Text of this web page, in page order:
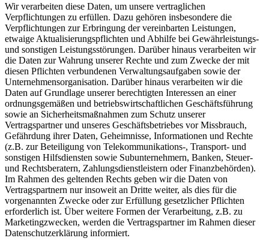
Wir verarbeiten diese Daten, um unsere vertraglichen
Verpflichtungen zu erfüllen. Dazu gehören insbesondere die
Verpflichtungen zur Erbringung der vereinbarten Leistungen,
etwaige Aktualisierungspflichten und Abhilfe bei Gewährleistungs-
und sonstigen Leistungsstörungen. Darüber hinaus verarbeiten wir
die Daten zur Wahrung unserer Rechte und zum Zwecke der mit
diesen Pflichten verbundenen Verwaltungsaufgaben sowie der
Unternehmensorganisation. Darüber hinaus verarbeiten wir die
Daten auf Grundlage unserer berechtigten Interessen an einer
ordnungsgemäßen und betriebswirtschaftlichen Geschäftsführung
sowie an Sicherheitsmaßnahmen zum Schutz unserer
Vertragspartner und unseres Geschäftsbetriebes vor Missbrauch,
Gefährdung ihrer Daten, Geheimnisse, Informationen und Rechte
(z.B. zur Beteiligung von Telekommunikations-, Transport- und
sonstigen Hilfsdiensten sowie Subunternehmern, Banken, Steuer-
und Rechtsberatern, Zahlungsdienstleistern oder Finanzbehörden).
Im Rahmen des geltenden Rechts geben wir die Daten von
Vertragspartnern nur insoweit an Dritte weiter, als dies für die
vorgenannten Zwecke oder zur Erfüllung gesetzlicher Pflichten
erforderlich ist. Über weitere Formen der Verarbeitung, z.B. zu
Marketingzwecken, werden die Vertragspartner im Rahmen dieser
Datenschutzerklärung informiert.